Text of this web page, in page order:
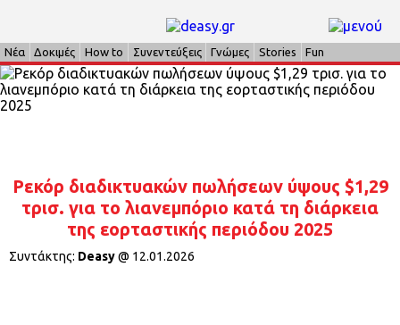
Νέα Δοκιμές How to Συνεντεύξεις Γνώμες Stories Fun
Ρεκόρ διαδικτυακών πωλήσεων ύψους $1,29
τρισ. για το λιανεμπόριο κατά τη διάρκεια
της εορταστικής περιόδου 2025
Συντάκτης: Deasy@ 12.01.2026